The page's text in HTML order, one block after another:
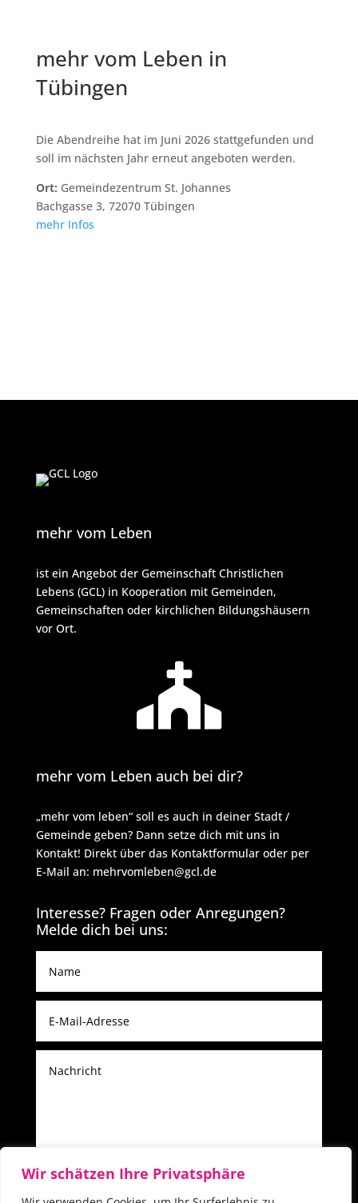
Wir schätzen Ihre Privatsphäre
mehr vom Leben in
Tübingen
Die Abendreihe hat im Juni 2026 stattgefunden und
soll im nächsten Jahr erneut angeboten werden.
Ort: Gemeindezentrum St. Johannes
Bachgasse 3, 72070 Tübingen
mehr Infos
mehr vom Leben
ist ein Angebot der Gemeinschaft Christlichen
Lebens (GCL) in Kooperation mit Gemeinden,
Gemeinschaften oder kirchlichen Bildungshäusern
vor Ort.

mehr vom Leben auch bei dir?
„mehr vom leben“ soll es auch in deiner Stadt /
Gemeinde geben? Dann setze dich mit uns in
Kontakt! Direkt über das Kontaktformular oder per
E-Mail an: mehrvomleben@gcl.de
Interesse? Fragen oder Anregungen?
Melde dich bei uns:
10 + 2 Absenden